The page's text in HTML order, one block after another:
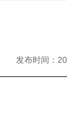
发布时间：